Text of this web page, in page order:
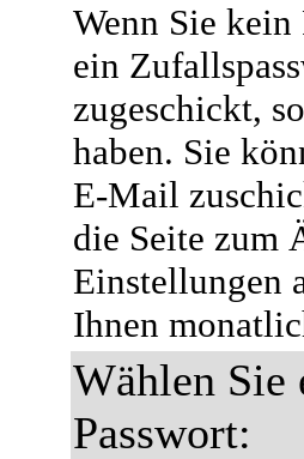
Wenn Sie
ein
zugeschickt,
haben. Sie
E-Mail
die Seite zum
Einstellungen
Ihnen
Wählen Sie
Passwort: